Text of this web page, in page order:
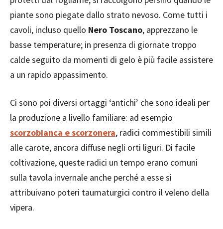
piante sono piegate dallo strato nevoso. Come tutti i
cavoli, incluso quello Nero Toscano, apprezzano le
basse temperature; in presenza di giornate troppo
calde seguito da momenti di gelo è più facile assistere
a un rapido appassimento.
Ci sono poi diversi ortaggi ‘antichi’ che sono ideali per
la produzione a livello familiare: ad esempio
scorzobianca escorzonera, radici commestibili simili
alle carote, ancora diffuse negli orti liguri. Di facile
coltivazione, queste radici un tempo erano comuni
sulla tavola invernale anche perché a esse si
attribuivano poteri taumaturgici contro il veleno della
vipera.